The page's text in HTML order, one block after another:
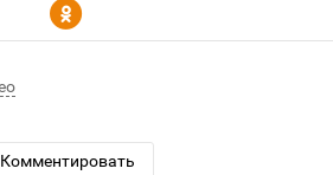
Y
Комментировать